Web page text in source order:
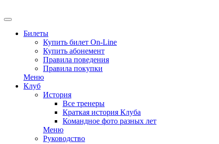
Билеты
Купить билет On-Line
Купить абонемент
Правила поведения
Правила покупки
Меню
Клуб
История
Все тренеры
Краткая история Клуба
Командное фото разных лет
Меню
Руководство